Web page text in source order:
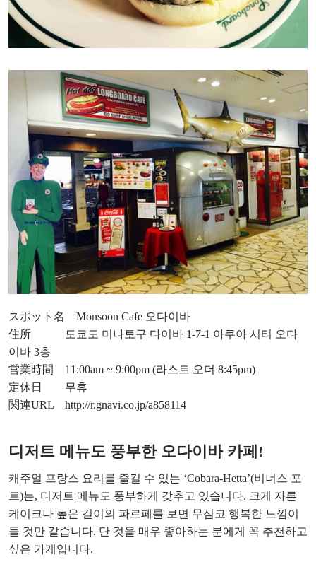
スポット名 Monsoon Cafe 오다이바
住所 도쿄도 미나토구 다이바 1-7-1 아쿠아 시티 오다
이바 3층
営業時間 11:00am ~ 9:00pm (라스트 오더 8:45pm)
定休日 무휴
関連URL http://r.gnavi.co.jp/a858114
디저트 메뉴도 풍부한 오다이바 카페!
캐주얼 프랑스 요리를 즐길 수 있는 ‘Cobara-Hetta’(비너스 포
트)는, 디저트 메뉴도 풍부하게 갖추고 있습니다. 크게 자른
케이크나 높은 길이의 파르페를 보면 무심코 행복한 느낌이
들 것만 같습니다. 단 것을 매우 좋아하는 분에게 꼭 추천하고
싶은 가게입니다.